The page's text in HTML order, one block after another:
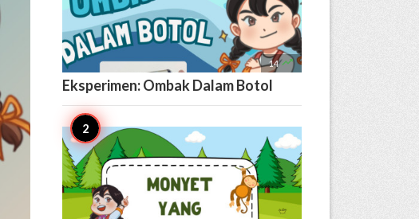
14 
Eksperimen: Ombak Dalam Botol